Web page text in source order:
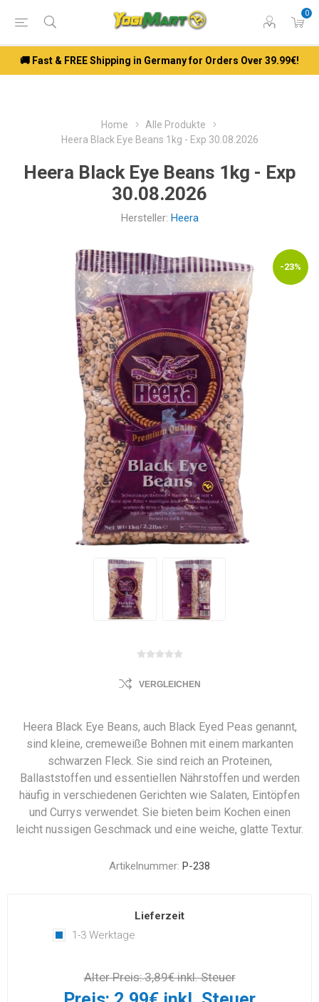
0
🚚 Fast & FREE Shipping in Germany for Orders Over 39.99€!
Home
Alle Produkte
Heera Black Eye Beans 1kg - Exp 30.08.2026
Heera Black Eye Beans 1kg - Exp
30.08.2026
Hersteller: Heera
-23%
VERGLEICHEN
Heera Black Eye Beans, auch Black Eyed Peas genannt,
sind kleine, cremeweiße Bohnen mit einem markanten
schwarzen Fleck. Sie sind reich an Proteinen,
Ballaststoffen und essentiellen Nährstoffen und werden
häufig in verschiedenen Gerichten wie Salaten, Eintöpfen
und Currys verwendet. Sie bieten beim Kochen einen
leicht nussigen Geschmack und eine weiche, glatte Textur.
Artikelnummer: P-238
Lieferzeit
1-3 Werktage
Alter Preis:3,89€ inkl. Steuer